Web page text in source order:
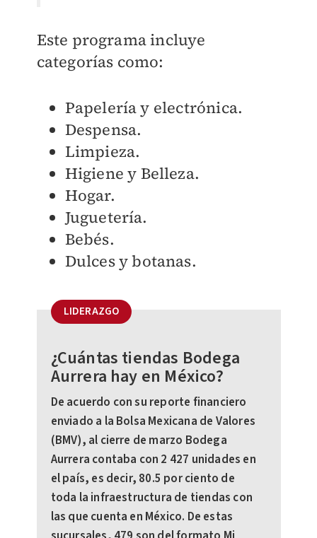
Este programa incluye
categorías como:
Papelería y electrónica.
Despensa.
Limpieza.
Higiene y Belleza.
Hogar.
Juguetería.
Bebés.
Dulces y botanas.
LIDERAZGO
¿Cuántas tiendas Bodega
Aurrera hay en México?
De acuerdo con su reporte financiero
enviado a la Bolsa Mexicana de Valores
(BMV), al cierre de marzo Bodega
Aurrera contaba con 2 427 unidades en
el país, es decir, 80.5 por ciento de
toda la infraestructura de tiendas con
las que cuenta en México. De estas